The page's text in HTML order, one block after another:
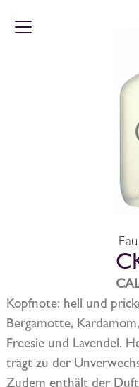
Kopfnote: hell und
Bergamotte,
Freesie und Lavendel.
trägt zu der